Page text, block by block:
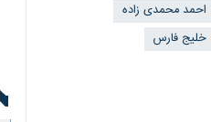
احمد محمدی زاده
خلیج فارس